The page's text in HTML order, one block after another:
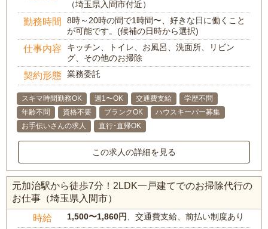
（埼玉県入間市付近）
勤務時間
8時～20時の間で1時間〜、好きな日に働くこと
が可能です。(候補の日時から選択)
仕事内容
キッチン、トイレ、お風呂、洗面所、リビン
グ、その他のお掃除
契約形態 業務委託
スキマ時間勤務OK 週1〜OK 交通費支給
学歴不問
年齢不問
資格不要 ブランクOK
ハウスキーパー募集
お手伝いさんの求人
直行･直帰OK
この求人の詳細を見る
元加治駅から徒歩7分！2LDK一戸建てでのお掃除代行の
お仕事（埼玉県入間市）
時給 1,500〜1,860円 、交通費支給、前払い制度あり